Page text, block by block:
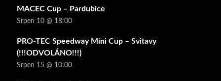
MACEC Cup – Pardubice
Srpen 10 @ 18:00
PRO-TEC Speedway Mini Cup – Svitavy
(!!!ODVOLÁNO!!!)
Srpen 15 @ 10:00